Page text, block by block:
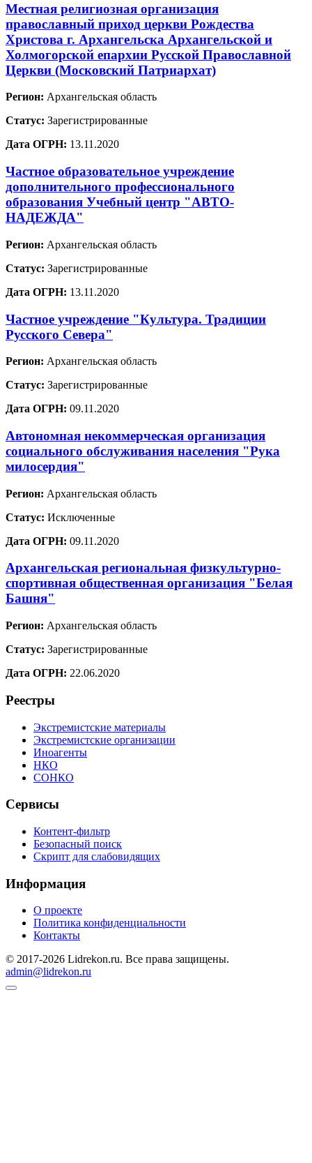
Местная религиозная организация
православный приход церкви Рождества
Христова г. Архангельска Архангельской и
Холмогорской епархии Русской Православной
Церкви (Московский Патриархат)
Регион: Архангельская область
Статус: Зарегистрированные
Дата ОГРН: 13.11.2020
Частное образовательное учреждение
дополнительного профессионального
образования Учебный центр "АВТО-
НАДЕЖДА"
Регион: Архангельская область
Статус: Зарегистрированные
Дата ОГРН: 13.11.2020
Частное учреждение "Культура. Традиции
Русского Севера"
Регион: Архангельская область
Статус: Зарегистрированные
Дата ОГРН: 09.11.2020
Автономная некоммерческая организация
социального обслуживания населения "Рука
милосердия"
Регион: Архангельская область
Статус: Исключенные
Дата ОГРН: 09.11.2020
Архангельская региональная физкультурно-
спортивная общественная организация "Белая
Башня"
Регион: Архангельская область
Статус: Зарегистрированные
Дата ОГРН: 22.06.2020
Реестры
Экстремистские материалы
Экстремистские организации
Иноагенты
НКО
СОНКО
Сервисы
Контент-фильтр
Безопасный поиск
Скрипт для слабовидящих
Информация
О проекте
Политика конфиденциальности
Контакты
© 2017-2026 Lidrekon.ru. Все права защищены.
admin@lidrekon.ru